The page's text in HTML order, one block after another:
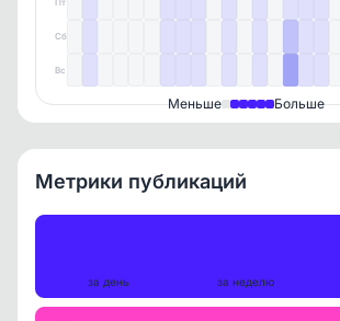
Пт
Сб
Вс
Меньше Больше
Метрики публикаций
за день за неделю